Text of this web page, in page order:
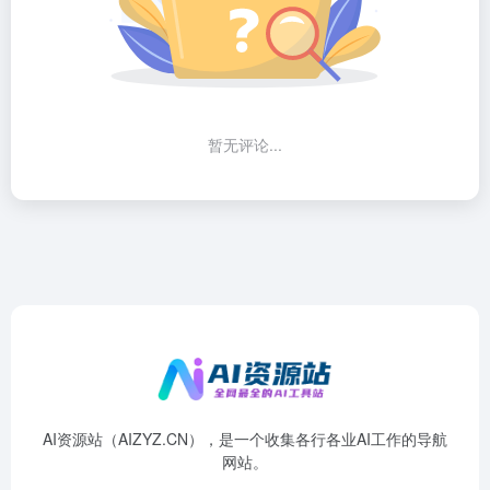
暂无评论...
AI资源站（AIZYZ.CN），是一个收集各行各业AI工作的导航
网站。